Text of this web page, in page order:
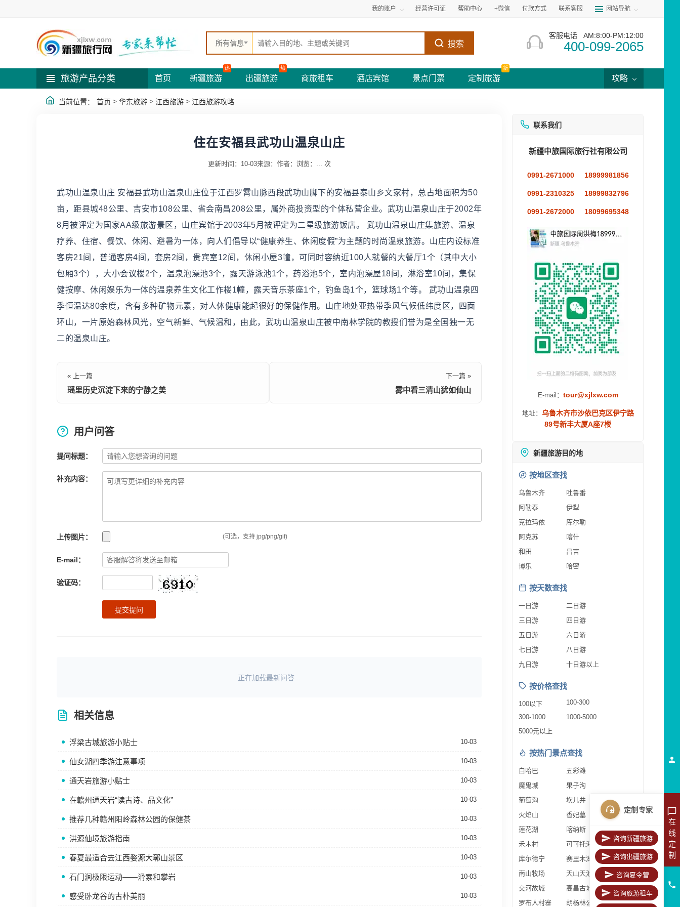
我的账户 经营许可证 帮助中心 +微信 付款方式 联系客服 网站导航
所有信息 搜索
客服电话 AM:8:00-PM:12:00
400-099-2065
旅游产品分类 首页 新疆旅游
热
出疆旅游
热
商旅租车 酒店宾馆 景点门票 定制旅游
新
攻略
当前位置： 首页 > 华东旅游 > 江西旅游 > 江西旅游攻略
住在安福县武功山温泉山庄
更新时间：10-03来源： 作者： 浏览： ... 次
武功山温泉山庄 安福县武功山温泉山庄位于江西罗霄山脉西段武功山脚下的安福县泰山乡文家村，总占地面积为50
亩，距县城48公里、吉安市108公里、省会南昌208公里，属外商投资型的个体私营企业。武功山温泉山庄于2002年
8月被评定为国家AA级旅游景区，山庄宾馆于2003年5月被评定为二星级旅游饭店。 武功山温泉山庄集旅游、温泉
疗养、住宿、餐饮、休闲、避暑为一体，向人们倡导以“健康养生、休闲度假”为主题的时尚温泉旅游。山庄内设标准
客房21间，普通客房4间，套房2间，贵宾室12间，休闲小屋3幢，可同时容纳近100人就餐的大餐厅1个（其中大小
包厢3个），大小会议楼2个，温泉泡澡池3个，露天游泳池1个，药浴池5个，室内泡澡屋18间，淋浴室10间，集保
健按摩、休闲娱乐为一体的温泉养生文化工作楼1幢，露天音乐茶座1个，钓鱼岛1个，篮球场1个等。 武功山温泉四
季恒温达80余度，含有多种矿物元素，对人体健康能起很好的保健作用。山庄地处亚热带季风气候低纬度区，四面
环山，一片原始森林风光，空气新鲜、气候温和，由此，武功山温泉山庄被中南林学院的教授们誉为是全国独一无
二的温泉山庄。
« 上一篇
瑶里历史沉淀下来的宁静之美
下一篇 »
雾中看三清山犹如仙山
用户问答
提问标题：
补充内容：
上传图片： (可选，支持 jpg/png/gif)
E-mail：
验证码：
提交提问
正在加载最新问答...
相关信息
浮梁古城旅游小贴士 10-03
仙女湖四季游注意事项 10-03
通天岩旅游小贴士 10-03
在赣州通天岩“读古诗、品文化” 10-03
推荐几种赣州阳岭森林公园的保健茶 10-03
洪源仙境旅游指南 10-03
春夏最适合去江西婺源大鄣山景区 10-03
石门涧极限运动——滑索和攀岩 10-03
感受卧龙谷的古朴美丽 10-03
联系我们
新疆中旅国际旅行社有限公司
0991-2671000 18999981856
0991-2310325 18999832796
0991-2672000 18099695348
E-mail： tour@xjlxw.com
地址： 乌鲁木齐市沙依巴克区伊宁路
89号新丰大厦A座7楼
新疆旅游目的地
按地区查找
乌鲁木齐
吐鲁番
阿勒泰
伊犁
克拉玛依
库尔勒
阿克苏
喀什
和田
昌吉
博乐
哈密
按天数查找
一日游
二日游
三日游
四日游
五日游
六日游
七日游
八日游
九日游
十日游以上
按价格查找
100以下
100-300
300-1000
1000-5000
5000元以上
按热门景点查找
白哈巴
五彩滩
魔鬼城
果子沟
葡萄沟
坎儿井
火焰山
香妃墓
莲花湖
喀纳斯
禾木村
可可托海
库尔德宁
赛里木湖
南山牧场
天山天池
交河故城
高昌古城
罗布人村寨
胡杨林公园
在
线
定
制
定制专家
咨询新疆旅游
咨询出疆旅游
咨询夏令营
咨询旅游租车